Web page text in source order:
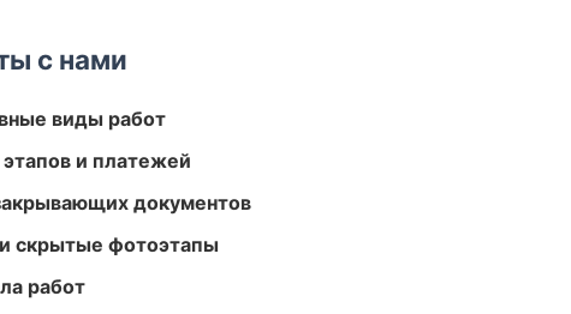
с нами
виды работ
и платежей
документов
скрытые фотоэтапы
работ